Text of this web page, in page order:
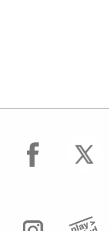
facebook